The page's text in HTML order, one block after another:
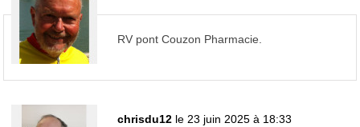
RV pont Couzon Pharmacie.
chrisdu12 le 23 juin 2025 à 18:33